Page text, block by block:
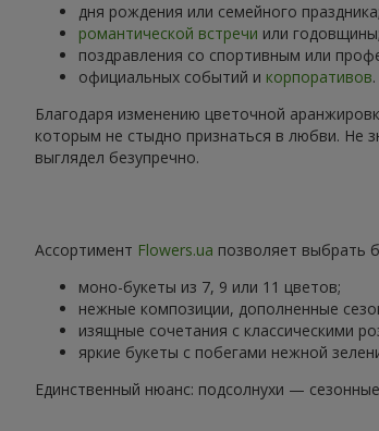
дня рождения или семейного праздника;
романтической встречи или годовщины;
поздравления со спортивным или
официальных событий и корпоративов.
Благодаря изменению цветочной
которым не стыдно признаться в любви. Не
выглядел безупречно.
Ассортимент Flowers.ua позволяет выбрать
моно-букеты из 7, 9 или 11 цветов;
нежные композиции, дополненные
изящные сочетания с классическими
яркие букеты с побегами нежной
Единственный нюанс: подсолнухи —